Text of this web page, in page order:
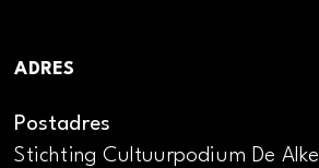
ADRES
Postadres
Stichting Cultuurpodium De